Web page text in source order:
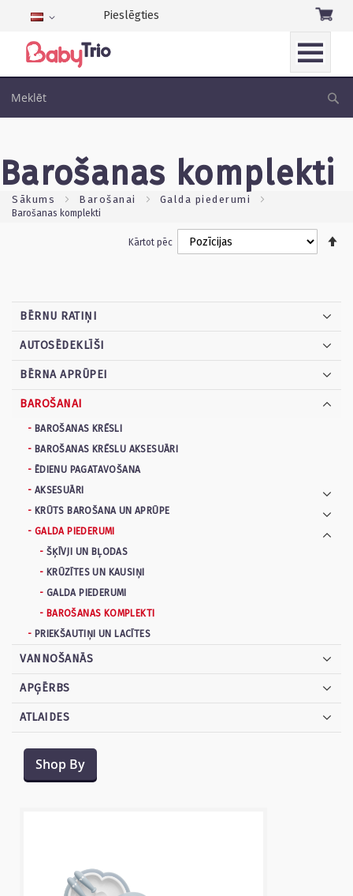
Pieslēgties
Skip
Content
Language
barošanas komplekti
sākums barošanai galda piederumi
barošanas komplekti
Kārtot pēc
BĒRNU RATIŅI
AUTOSĒDEKLĪŠI
BĒRNA APRŪPEI
BAROŠANAI
BAROŠANAS KRĒSLI
BAROŠANAS KRĒSLU AKSESUĀRI
ĒDIENU PAGATAVOŠANA
AKSESUĀRI
KRŪTS BAROŠANA UN APRŪPE
GALDA PIEDERUMI
ŠĶĪVJI UN BĻODAS
KRŪZĪTES UN KAUSIŅI
GALDA PIEDERUMI
BAROŠANAS KOMPLEKTI
PRIEKŠAUTIŅI UN LACĪTES
VANNOŠANĀS
APĢĒRBS
ATLAIDES
Shop By